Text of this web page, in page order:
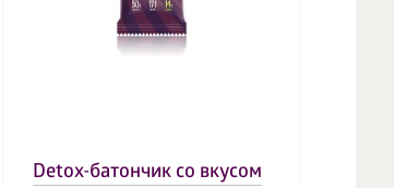
Detox-батончик со вкусом